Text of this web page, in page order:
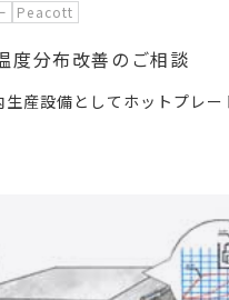
Peacott
度分布改善のご相談
生産設備としてホットプレー